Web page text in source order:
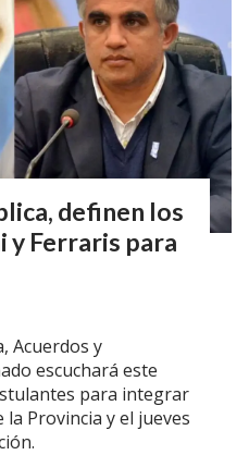
definen los
y Ferraris para
Acuerdos y
escuchará este
para integrar
Provincia y el jueves